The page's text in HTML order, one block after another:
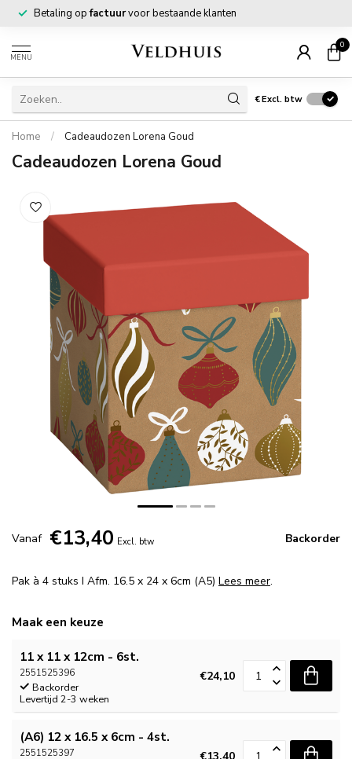
Betaling opfactuurvoor bestaande klanten
MENU
0
€Excl. btw
Home / Cadeaudozen Lorena Goud
Cadeaudozen Lorena Goud
Vanaf €13,40 Excl. btw Backorder
Pak à 4 stuks I Afm. 16.5 x 24 x 6cm (A5) Lees meer.
Maak een keuze
11 x 11 x 12cm - 6st.
2551525396
Backorder
Levertijd 2-3 weken
€24,10
(A6) 12 x 16.5 x 6cm - 4st.
2551525397 €13,40